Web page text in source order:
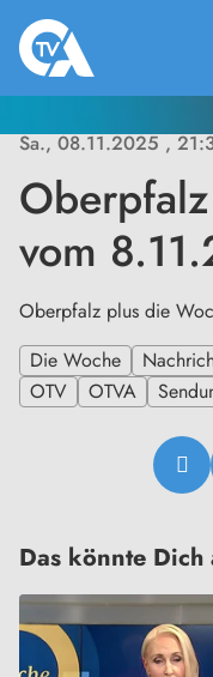
Sa., 08.11.2025,
vom
Oberpfalz plus die
Die Woche
OTV
OTVA
Das könnte